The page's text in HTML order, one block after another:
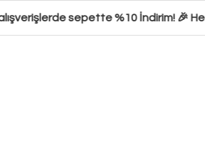
sepette %10 İndirim! 🎉